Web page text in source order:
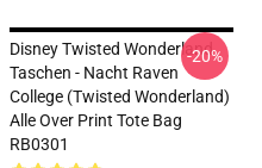
Disney Twisted Wonderland
Taschen - Nacht Raven
College (Twisted Wonderland)
Alle Over Print Tote Bag
RB0301
-20%